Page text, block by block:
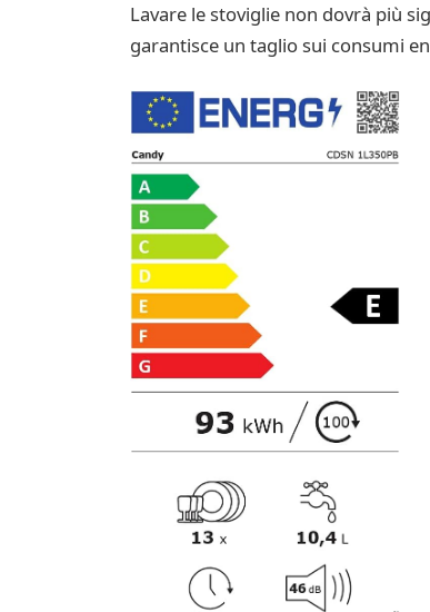
Lavare le stoviglie non dovrà più
garantisce un taglio sui consumi